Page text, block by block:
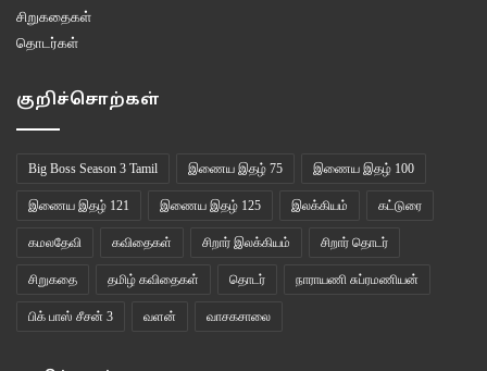
சிறுகதைகள்
தொடர்கள்
குறிச்சொற்கள்
Big Boss Season 3 Tamil இணைய இதழ் 75 இணைய இதழ் 100
இணைய இதழ் 121 இணைய இதழ் 125 இலக்கியம் கட்டுரை
கமலதேவி கவிதைகள் சிறார் இலக்கியம் சிறார் தொடர்
சிறுகதை தமிழ் கவிதைகள் தொடர் நாராயணி சுப்ரமணியன்
பிக் பாஸ் சீசன் 3 வளன் வாசகசாலை